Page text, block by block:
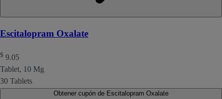
Escitalopram Oxalate
$ 9.05
Tablet, 10 Mg
30 Tablets